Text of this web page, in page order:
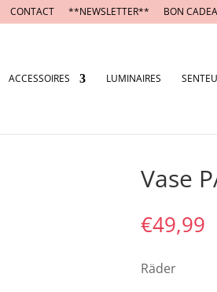
CONTACT **NEWSLETTER** BON
ACCESSOIRES LUMINAIRES
Vase
€49,99
Räder